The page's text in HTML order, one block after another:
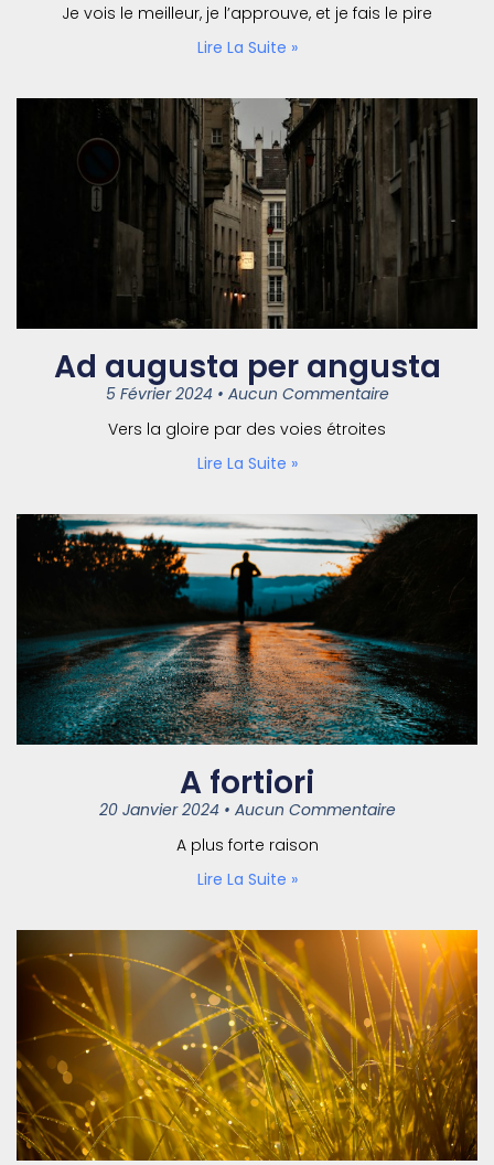
Je vois le meilleur, je l’approuve, et je fais le pire
Lire La Suite »
Ad augusta per angusta
5 Février 2024
Aucun Commentaire
Vers la gloire par des voies étroites
Lire La Suite »
A fortiori
20 Janvier 2024
Aucun Commentaire
A plus forte raison
Lire La Suite »